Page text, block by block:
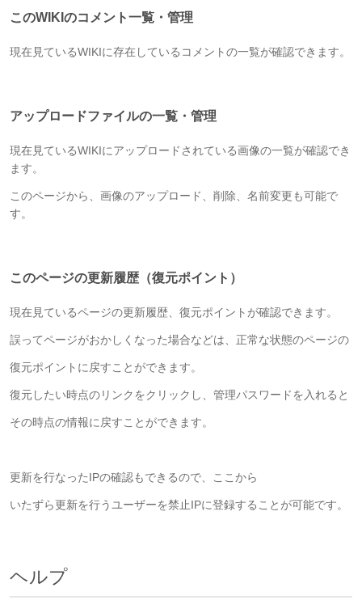
このWIKIのコメント一覧・管理
現在見ているWIKIに存在しているコメントの一覧が確認できます。
アップロードファイルの一覧・管理
現在見ているWIKIにアップロードされている画像の一覧が確認でき
ます。
このページから、画像のアップロード、削除、名前変更も可能で
す。
このページの更新履歴（復元ポイント）
現在見ているページの更新履歴、復元ポイントが確認できます。
誤ってページがおかしくなった場合などは、正常な状態のページの
復元ポイントに戻すことができます。
復元したい時点のリンクをクリックし、管理パスワードを入れると
その時点の情報に戻すことができます。
更新を行なったIPの確認もできるので、ここから
いたずら更新を行うユーザーを禁止IPに登録することが可能です。
ヘルプ